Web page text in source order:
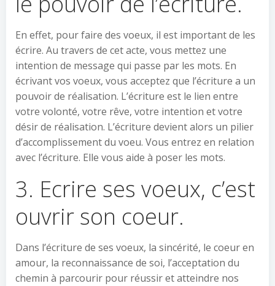
En effet, pour faire des voeux, il est important de les
écrire. Au travers de cet acte, vous mettez une
intention de message qui passe par les mots. En
écrivant vos voeux, vous acceptez que l’écriture a un
pouvoir de réalisation. L’écriture est le lien entre
votre volonté, votre rêve, votre intention et votre
désir de réalisation. L’écriture devient alors un pilier
d’accomplissement du voeu. Vous entrez en relation
avec l’écriture. Elle vous aide à poser les mots.
3. Ecrire ses voeux, c’est
ouvrir son coeur.
Dans l’écriture de ses voeux, la sincérité, le coeur en
amour, la reconnaissance de soi, l’acceptation du
chemin à parcourir pour réussir et atteindre nos